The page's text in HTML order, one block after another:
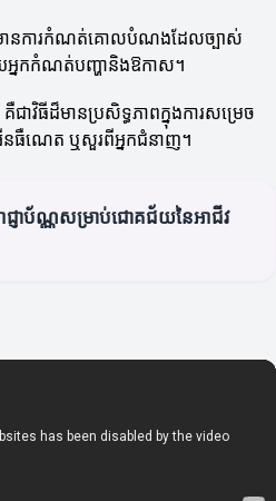
ែមានការកំណត់គោលបំណងដែលច្បាស់
កំណត់បញ្ហានិងឱកាស។
ាវិធីដ៏មានប្រសិទ្ធភាពក្នុងការសម្រេច
អ៊ីនធឺណេត ឬសួរពីអ្នកជំនាញ។
ញាប័ណ្ណសម្រាប់ជោគជ័យនៃអាជីវ